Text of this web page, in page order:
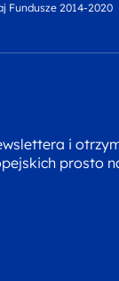
Fundusze 2014-2020
i
prosto